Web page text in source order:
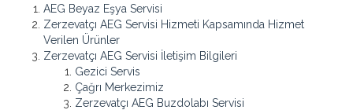
AEG Beyaz Eşya Servisi
Zerzevatçı AEG Servisi Hizmeti Kapsamında Hizmet
Verilen Ürünler
Zerzevatçı AEG Servisi İletişim Bilgileri
Gezici Servis
Çağrı Merkezimiz
Zerzevatçı AEG Buzdolabı Servisi